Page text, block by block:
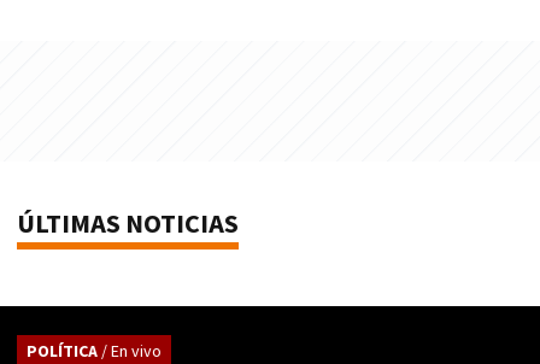
ÚLTIMAS NOTICIAS
POLÍTICA/ En vivo